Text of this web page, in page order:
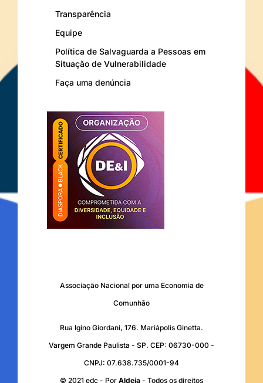
Transparência
Equipe
Política de Salvaguarda a Pessoas em
Situação de Vulnerabilidade
Faça uma denúncia
Associação Nacional por uma Economia de
Comunhão
Rua Igino Giordani, 176. Mariápolis Ginetta.
Vargem Grande Paulista - SP. CEP: 06730-000 -
CNPJ: 07.638.735/0001-94
© 2021 edc - Por Aldeia - Todos os direitos